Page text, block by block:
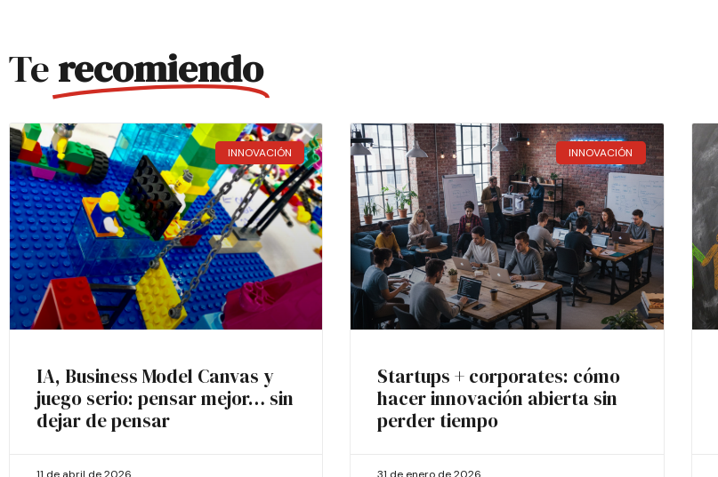
Terecomiendo
INNOVACIÓN
IA, Business Model Canvas y
juego serio: pensar mejor… sin
dejar de pensar
11 de abril de 2026
INNOVACIÓN
Startups + corporates: cómo
hacer innovación abierta sin
perder tiempo
31 de enero de 2026